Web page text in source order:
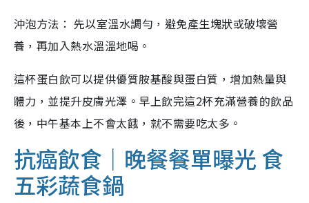
沖泡方法： 先以室溫水調勻，避免產生塊狀或破壞營
養，再加入熱水溫溫地喝。
這杯蛋白飲可以提供優質胺基酸與蛋白質，增加熱量與
體力，並提升皮膚光澤。早上飲完這2杯充滿營養的飲品
後，中午基本上不會太餓，就不需要吃太多。
抗癌飲食｜晚餐餐單曝光 食
五彩蔬食鍋